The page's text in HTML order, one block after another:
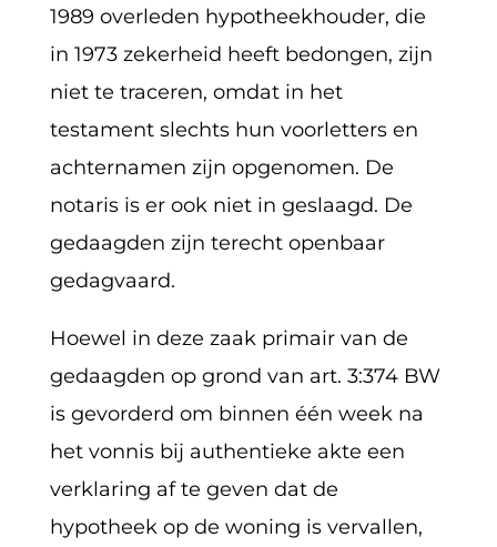
1989 overleden hypotheekhouder, die
in 1973 zekerheid heeft bedongen, zijn
niet te traceren, omdat in het
testament slechts hun voorletters en
achternamen zijn opgenomen. De
notaris is er ook niet in geslaagd. De
gedaagden zijn terecht openbaar
gedagvaard.
Hoewel in deze zaak primair van de
gedaagden op grond van art. 3:374 BW
is gevorderd om binnen één week na
het vonnis bij authentieke akte een
verklaring af te geven dat de
hypotheek op de woning is vervallen,